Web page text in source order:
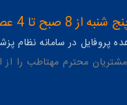
02165389693
پروفایل در سامانه نظام
محترم مهتاطب را